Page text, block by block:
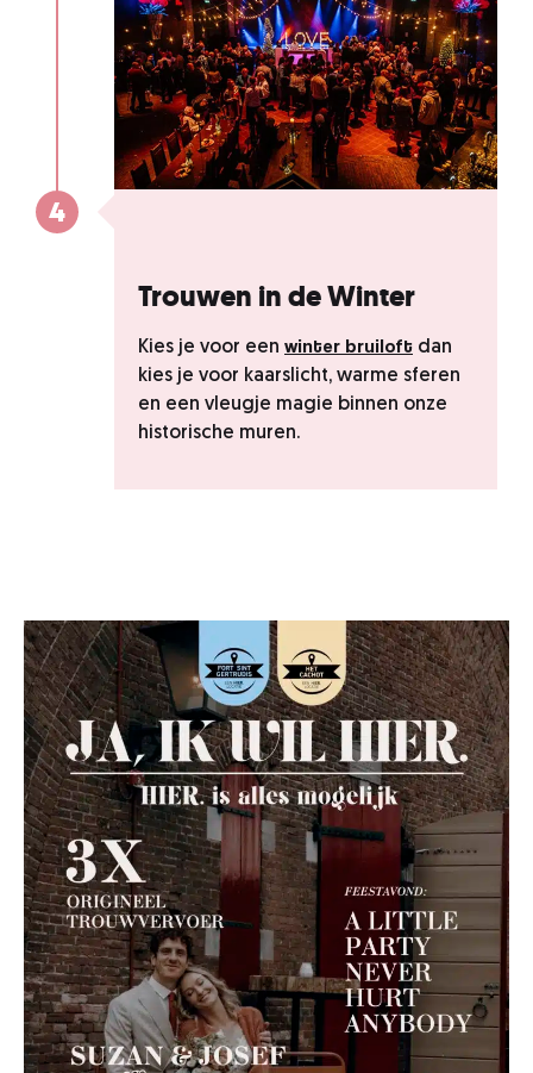
Trouwen in de Winter
Kies je voor een winter bruiloft dan
kies je voor kaarslicht, warme sferen
en een vleugje magie binnen onze
historische muren.
4